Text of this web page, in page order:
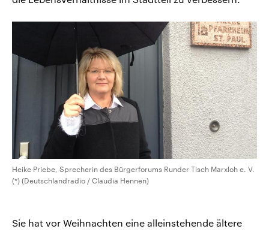
Heike Priebe, Sprecherin des Bürgerforums Runder Tisch Marxloh e. V.
(*) (Deutschlandradio / Claudia Hennen)
Sie hat vor Weihnachten eine alleinstehende ältere